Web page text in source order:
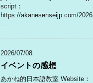
script：
https://akanesenseijp.com/2026
2026/07/08
イベントの感想
あかね的日本語教室 Website：